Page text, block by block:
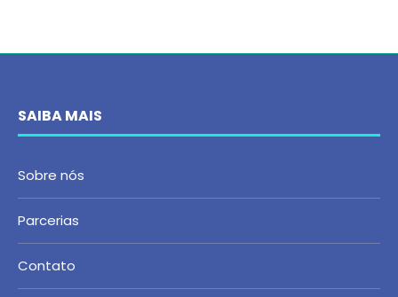
SAIBA MAIS
Sobre nós
Parcerias
Contato